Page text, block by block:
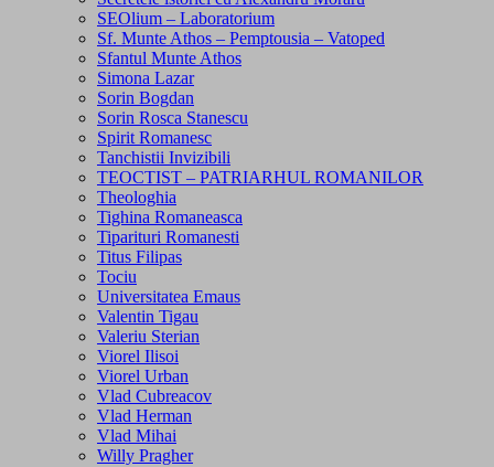
SEOlium – Laboratorium
Sf. Munte Athos – Pemptousia – Vatoped
Sfantul Munte Athos
Simona Lazar
Sorin Bogdan
Sorin Rosca Stanescu
Spirit Romanesc
Tanchistii Invizibili
TEOCTIST – PATRIARHUL ROMANILOR
Theologhia
Tighina Romaneasca
Tiparituri Romanesti
Titus Filipas
Tociu
Universitatea Emaus
Valentin Tigau
Valeriu Sterian
Viorel Ilisoi
Viorel Urban
Vlad Cubreacov
Vlad Herman
Vlad Mihai
Willy Pragher